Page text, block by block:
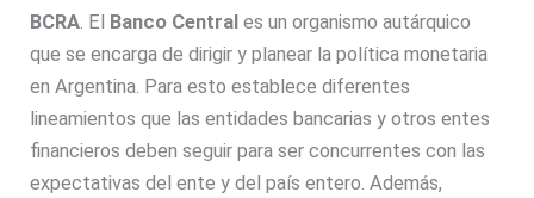
BCRA. El Banco Central es un organismo autárquico
que se encarga de dirigir y planear la política monetaria
en Argentina. Para esto establece diferentes
lineamientos que las entidades bancarias y otros entes
financieros deben seguir para ser concurrentes con las
expectativas del ente y del país entero. Además,